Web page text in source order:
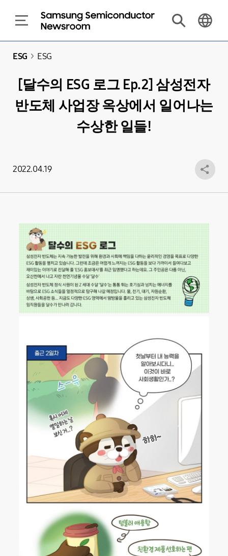
ESG > ESG
[달수의 ESG 로그 Ep.2] 삼성전자
반도체 사업장 옥상에서 일어나는
수상한 일들!
2022.04.19